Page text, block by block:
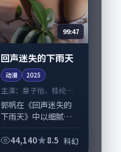
99:47
回声迷失的下雨天
动漫 2025
主演：章子怡、桂纶镁
等
郭帆在《回声迷失的
下雨天》中以细腻场
力，章子怡、桂纶镁
44,140 8.5 科幻